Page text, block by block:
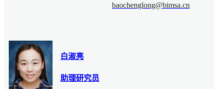
baochenglong@bimsa.cn
白淑亮
助理研究员